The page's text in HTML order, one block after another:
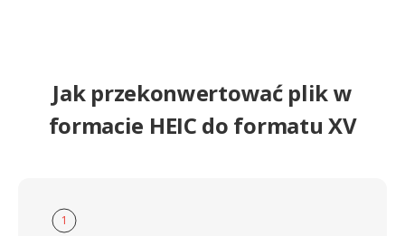
Jak przekonwertować plik w
formacie HEIC do formatu XV
1